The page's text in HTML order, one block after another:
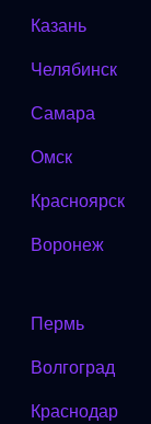
Казань
Челябинск
Самара
Омск
Красноярск
Воронеж
Пермь
Волгоград
Краснодар